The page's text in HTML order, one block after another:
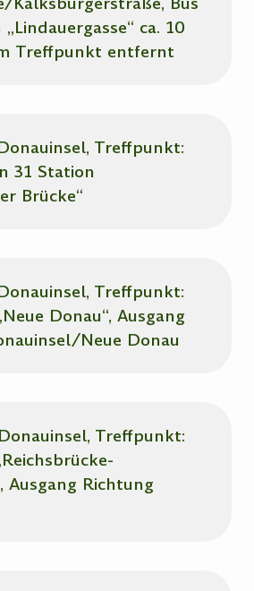
ca. 10
Treffpunkt entfernt
Treffpunkt:
31 Station
Brücke“
Treffpunkt:
Donau“, Ausgang
Neue Donau
Treffpunkt:
Ausgang Richtung